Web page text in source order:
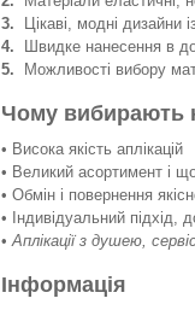
3. Цікаві, модні дизайни
4. Швидке нанесення в
5. Можливості вибору
Чому вибирають
• Висока якість аплікацій
• Великий асортимент і
• Обмін і повернення
• Індивідуальний підхід,
•Аплікації з душею,
Інформація